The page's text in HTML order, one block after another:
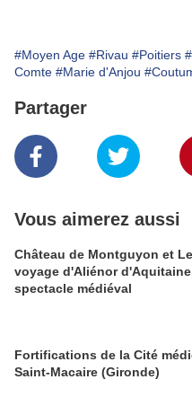
#Moyen Age #Rivau #Poitiers
Comte #Marie d'Anjou
Partager
Vous aimerez aussi
Château de Montguyon et
voyage d'Aliénor
spectacle médiéval
Fortifications de la Cité
Saint-Macaire (Gironde)